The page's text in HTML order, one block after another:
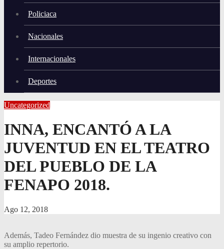
Policiaca
Nacionales
Internacionales
Deportes
Uncategorized
INNA, ENCANTÓ A LA
JUVENTUD EN EL TEATRO
DEL PUEBLO DE LA
FENAPO 2018.
Ago 12, 2018
Además, Tadeo Fernández dio muestra de su ingenio creativo con
su amplio repertorio.